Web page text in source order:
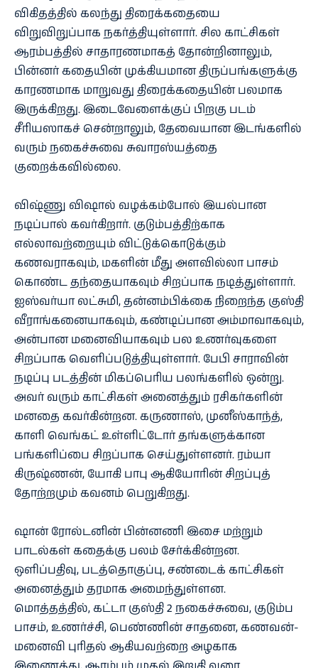
விகிதத்தில் கலந்து திரைக்கதையை
விறுவிறுப்பாக நகர்த்தியுள்ளார். சில காட்சிகள்
ஆரம்பத்தில் சாதாரணமாகத் தோன்றினாலும்,
பின்னர் கதையின் முக்கியமான திருப்பங்களுக்கு
காரணமாக மாறுவது திரைக்கதையின் பலமாக
இருக்கிறது. இடைவேளைக்குப் பிறகு படம்
சீரியஸாகச் சென்றாலும், தேவையான இடங்களில்
வரும் நகைச்சுவை சுவாரஸ்யத்தை
குறைக்கவில்லை.
விஷ்ணு விஷால் வழக்கம்போல் இயல்பான
நடிப்பால் கவர்கிறார். குடும்பத்திற்காக
எல்லாவற்றையும் விட்டுக்கொடுக்கும்
கணவராகவும், மகளின் மீது அளவில்லா பாசம்
கொண்ட தந்தையாகவும் சிறப்பாக நடித்துள்ளார்.
ஐஸ்வர்யா லட்சுமி, தன்னம்பிக்கை நிறைந்த குஸ்தி
வீராங்கனையாகவும், கண்டிப்பான அம்மாவாகவும்,
அன்பான மனைவியாகவும் பல உணர்வுகளை
சிறப்பாக வெளிப்படுத்தியுள்ளார். பேபி சாராவின்
நடிப்பு படத்தின் மிகப்பெரிய பலங்களில் ஒன்று.
அவர் வரும் காட்சிகள் அனைத்தும் ரசிகர்களின்
மனதை கவர்கின்றன. கருணாஸ், முனீஸ்காந்த்,
காளி வெங்கட் உள்ளிட்டோர் தங்களுக்கான
பங்களிப்பை சிறப்பாக செய்துள்ளனர். ரம்யா
கிருஷ்ணன், யோகி பாபு ஆகியோரின் சிறப்புத்
தோற்றமும் கவனம் பெறுகிறது.
ஷான் ரோல்டனின் பின்னணி இசை மற்றும்
பாடல்கள் கதைக்கு பலம் சேர்க்கின்றன.
ஒளிப்பதிவு, படத்தொகுப்பு, சண்டைக் காட்சிகள்
அனைத்தும் தரமாக அமைந்துள்ளன.
மொத்தத்தில், கட்டா குஸ்தி 2 நகைச்சுவை, குடும்ப
பாசம், உணர்ச்சி, பெண்ணின் சாதனை, கணவன்-
மனைவி புரிதல் ஆகியவற்றை அழகாக